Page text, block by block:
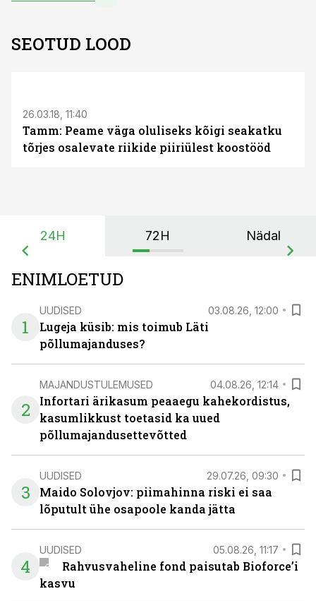
SEOTUD LOOD
26.03.18, 11:40
Tamm: Peame väga oluliseks kõigi seakatku
tõrjes osalevate riikide piiriülest koostööd
24H 72H Nädal
ENIMLOETUD
1
UUDISED 03.08.26, 12:00
Lugeja küsib: mis toimub Läti
põllumajanduses?
2
MAJANDUSTULEMUSED 04.08.26, 12:14
Infortari ärikasum peaaegu kahekordistus,
kasumlikkust toetasid ka uued
põllumajandusettevõtted
3
UUDISED 29.07.26, 09:30
Maido Solovjov: piimahinna riski ei saa
lõputult ühe osapoole kanda jätta
4
UUDISED 05.08.26, 11:17
Rahvusvaheline fond paisutab Bioforce’i
kasvu